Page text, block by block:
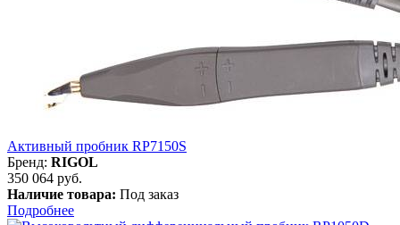
Активный пробник RP7150S
Бренд: RIGOL
350 064 руб.
Наличие товара: Под заказ
Подробнее